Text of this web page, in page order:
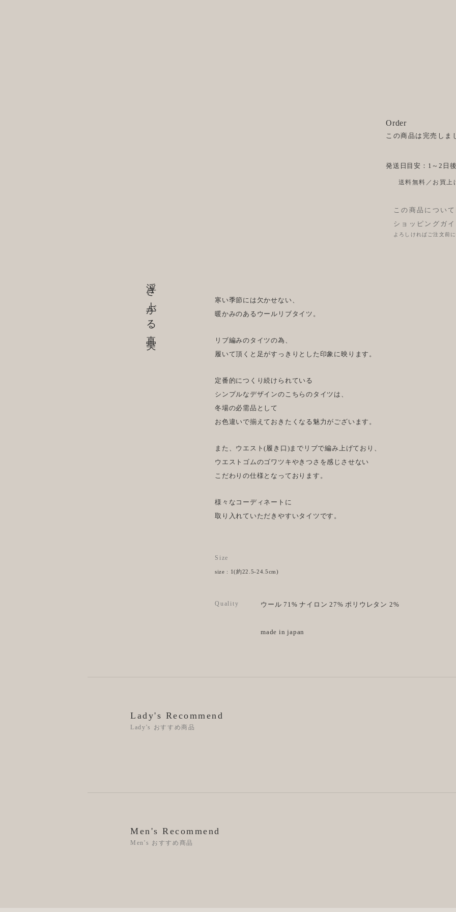
Order
この商品は完売しま
発送日目安：1～2日後
送料無料／お買上
この商品につい
ショッピングガイ
よろしければご注文前
浮き上がる真実
寒い季節には欠かせない、
暖かみのあるウールリブタイツ。
リブ編みのタイツの為、
履いて頂くと足がすっきりとした印象に映ります。
定番的につくり続けられている
シンプルなデザインのこちらのタイツは、
冬場の必需品として
お色違いで揃えておきたくなる魅力がございます。
また、ウエスト(履き口)までリブで編み上げており、
ウエストゴムのゴワツキやきつさを感じさせない
こだわりの仕様となっております。
様々なコーディネートに
取り入れていただきやすいタイツです。
Size
size : 1(約22.5-24.5cm)
Quality ウール 71% ナイロン 27% ポリウレタン 2%
made in japan
Lady's Recommend
Lady's おすすめ商品
Men's Recommend
Men's おすすめ商品